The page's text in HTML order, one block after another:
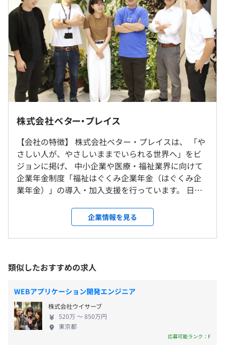
4）他の部署とのMTGに出席する場合、必ず最低限の人数
を設定することが求められます。
3つのプロダクトの開発・運営をおこなっています。
①Webサイト『はぐONE』
『福祉はぐくみ企業年金基金』を導入された法人に属す
主にはぐONEには、
■職員の給与・社員情報の管理（変更時には担当者が随時
更新）
■各職員の掛金に応じた節減効果のシミュレーション
■職員からの法人担当者への掛金申請一括管理
の3つの機能があります。
今後も新しい機能を追加し、よりお客様にとって生活に関
指しています。
②基金手続きのDX化
現在紙やデータで手続きしていたものを専用サイト上でお
こなえるようなシステムを開発中です。
■リモートワーク可
現在週3～4回程度のテレワークを導入しています。
※ご応募は、採用時に日本国内にご在住の方が対象です。
就業場所の変更範囲
＜雇入時＞
東京本社、および自宅
＜変更範囲＞
《本社》
■南北線・有楽町線 「市ヶ谷駅」7出口より徒歩2分
■中央・総武線都営新宿線「市ヶ谷駅」4出口より徒歩4
分
月給制
月給 379,630～546,390円
基本給288,500～424,000円
固定残業代71,130～102,390円
固定給（諸手当）20,000～50,000円
昇給年2回(5月/11月)
（※想定年収は年収提示額を保証するものではありません）
【フレックスタイム制】実働8時間
■コアタイム｜10:00～16:00
■フレキシブルタイム｜5:00～10:00／16:00～22:00
【年間休日125日】
■完全週休2⽇制（⼟⽇）
■祝⽇
■夏季休暇
株式会社ベター・プレイス
【会社の特徴】 株式会社ベター・プレイスは、 「や
さしい人が、やさしいままでいられる世界へ」をビ
ジョンに掲げ、 中小企業や医療・福祉業界に向けて
企業年金制度「福祉はぐくみ企業年金（はぐくみ企
業年金）」の導入・加入支援を行っています。 日本
約4割にとどまり、 特に中小企業では老後資金への不
安が大きな社会課題となっています。 私たちはこの
課題に真正面から向き合い、 「お金の心配なく、安
イント】 株式会社ベター・プレイスは、リモートワ
ーク、フレックスタイム制といった柔軟な働き方を
活用しながら、キャリアアップを目指せる点が魅力
です。 仕事と家庭を両立できる制度が整備されてい
る一方で、やりがいや自己成長を重視する風土が根
付いています。 当社の強みは、社会貢献性の高いプ
ロジェクトに携わりながら、キャリアアップを目指
企業情報を見る
類似したおすすめの求人
WEBアプリケーション開発エンジニア
株式会社ウイサーブ
520万 〜 850万円
東京都
応募可能ランク：F